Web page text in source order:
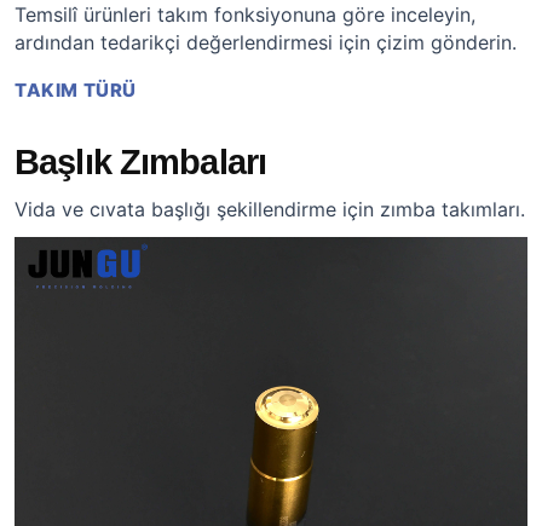
Temsilî ürünleri takım fonksiyonuna göre inceleyin,
ardından tedarikçi değerlendirmesi için çizim gönderin.
TAKIM TÜRÜ
Başlık Zımbaları
Vida ve cıvata başlığı şekillendirme için zımba takımları.